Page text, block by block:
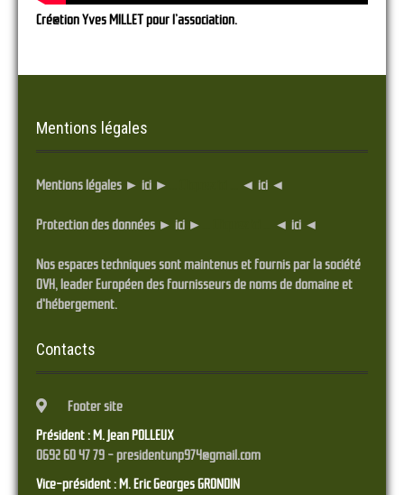
Cré@tion Yves MILLET pour l’association.
Mentions légales
Mentions légales ► ici ► ◄ ici ◄
Protection des données ► ici ► ◄ ici ◄
Nos espaces techniques sont maintenus et fournis par la société
OVH, leader Européen des fournisseurs de noms de domaine et
d'hébergement.
Contacts
Footer site
Président : M. Jean POLLEUX
0692 60 47 79 - presidentunp974@gmail.com
Vice-président : M. Eric Georges GRONDIN